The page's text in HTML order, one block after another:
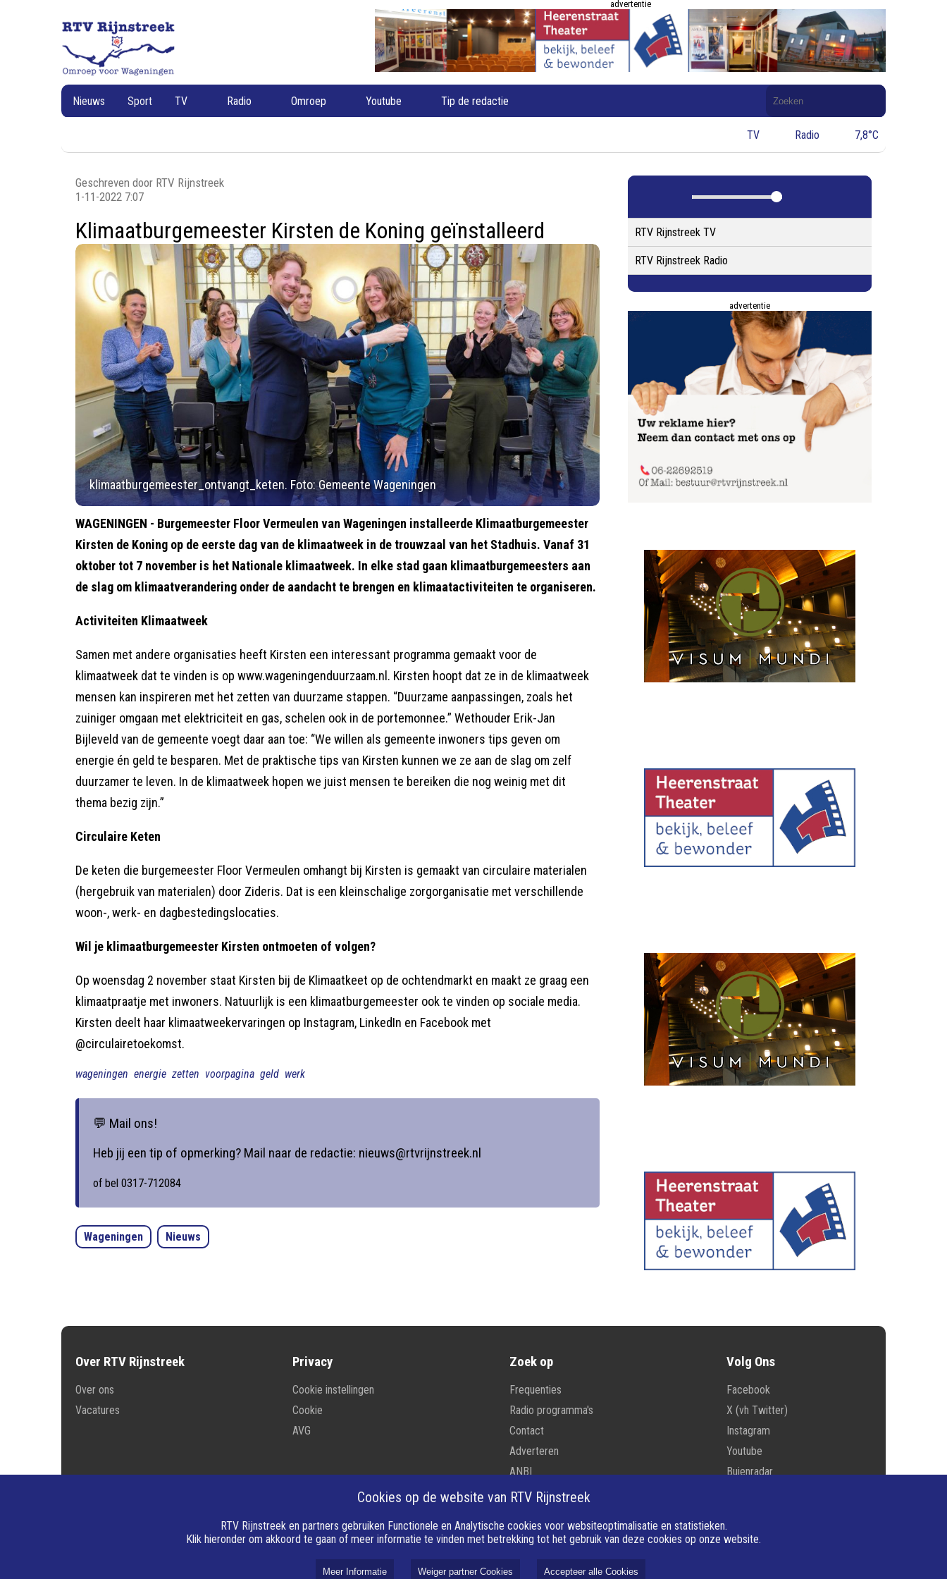
advertentie
Nieuws Sport TV Radio Omroep Youtube Tip de redactie
Doorzoek
de
website
TV
Radio 7,8°C
Geschreven door RTV Rijnstreek
1-11-2022 7:07
Klimaatburgemeester Kirsten de Koning geïnstalleerd
klimaatburgemeester_ontvangt_keten. Foto: Gemeente Wageningen
WAGENINGEN - Burgemeester Floor Vermeulen van Wageningen installeerde Klimaatburgemeester
Kirsten de Koning op de eerste dag van de klimaatweek in de trouwzaal van het Stadhuis. Vanaf 31
oktober tot 7 november is het Nationale klimaatweek. In elke stad gaan klimaatburgemeesters aan
de slag om klimaatverandering onder de aandacht te brengen en klimaatactiviteiten te organiseren.
Activiteiten Klimaatweek
Samen met andere organisaties heeft Kirsten een interessant programma gemaakt voor de
klimaatweek dat te vinden is op www.wageningenduurzaam.nl. Kirsten hoopt dat ze in de klimaatweek
mensen kan inspireren met het zetten van duurzame stappen. “Duurzame aanpassingen, zoals het
zuiniger omgaan met elektriciteit en gas, schelen ook in de portemonnee.” Wethouder Erik-Jan
Bijleveld van de gemeente voegt daar aan toe: “We willen als gemeente inwoners tips geven om
energie én geld te besparen. Met de praktische tips van Kirsten kunnen we ze aan de slag om zelf
duurzamer te leven. In de klimaatweek hopen we juist mensen te bereiken die nog weinig met dit
thema bezig zijn.”
Circulaire Keten
De keten die burgemeester Floor Vermeulen omhangt bij Kirsten is gemaakt van circulaire materialen
(hergebruik van materialen) door Zideris. Dat is een kleinschalige zorgorganisatie met verschillende
woon-, werk- en dagbestedingslocaties.
Wil je klimaatburgemeester Kirsten ontmoeten of volgen?
Op woensdag 2 november staat Kirsten bij de Klimaatkeet op de ochtendmarkt en maakt ze graag een
klimaatpraatje met inwoners. Natuurlijk is een klimaatburgemeester ook te vinden op sociale media.
Kirsten deelt haar klimaatweekervaringen op Instagram, LinkedIn en Facebook met
@circulairetoekomst.
wageningen energie zetten voorpagina geld werk
💬 Mail ons!
Heb jij een tip of opmerking? Mail naar de redactie: nieuws@rtvrijnstreek.nl
of bel 0317-712084
Wageningen Nieuws
RTV Rijnstreek TV
RTV Rijnstreek Radio
advertentie
Over RTV Rijnstreek
Over ons
Vacatures
Privacy
Cookie instellingen
Cookie
AVG
Zoek op
Frequenties
Radio programma's
Contact
Adverteren
ANBI
Volg Ons
Facebook
X (vh Twitter)
Instagram
Youtube
Buienradar
© 2026 RTV Rijnstreek alle rechten voorbehouden. Aangedreven door NieuwsNed.nl
Cookies op de website van RTV Rijnstreek
RTV Rijnstreek en partners gebruiken Functionele en Analytische cookies voor websiteoptimalisatie en statistieken.
Klik hieronder om akkoord te gaan of meer informatie te vinden met betrekking tot het gebruik van deze cookies op onze website.
Meer Informatie Weiger partner Cookies Accepteer alle Cookies